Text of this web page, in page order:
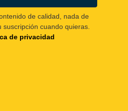
de calidad, nada de
suscripción cuando quieras.
de privacidad